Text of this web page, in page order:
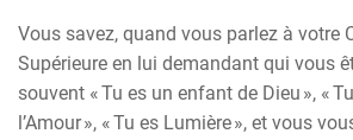
Vous savez, quand vous parlez à votre
Supérieure en lui demandant qui vous
souvent « Tu es un enfant de Dieu », «
l’Amour », « Tu es Lumière », et vous